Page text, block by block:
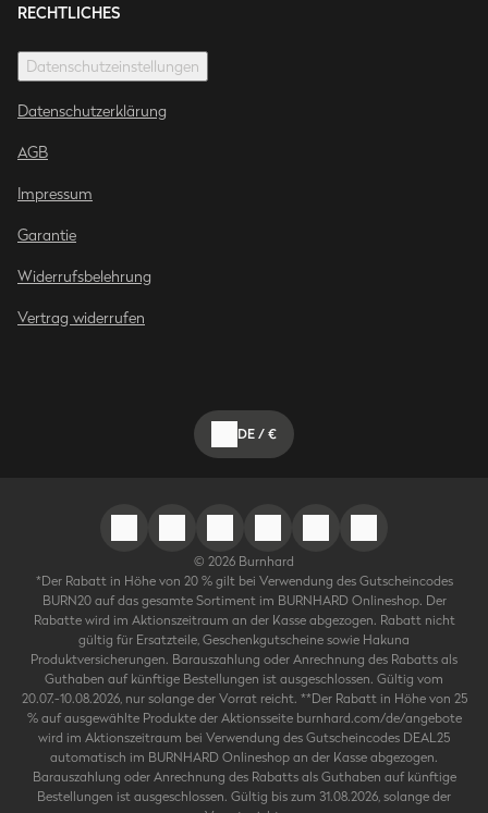
RECHTLICHES
Datenschutzeinstellungen
Datenschutzerklärung
AGB
Impressum
Garantie
Widerrufsbelehrung
Vertrag widerrufen
DE/€
© 2026 Burnhard
*Der Rabatt in Höhe von 20 % gilt bei Verwendung des Gutscheincodes
BURN20 auf das gesamte Sortiment im BURNHARD Onlineshop. Der
Rabatte wird im Aktionszeitraum an der Kasse abgezogen. Rabatt nicht
gültig für Ersatzteile, Geschenkgutscheine sowie Hakuna
Produktversicherungen. Barauszahlung oder Anrechnung des Rabatts als
Guthaben auf künftige Bestellungen ist ausgeschlossen. Gültig vom
20.07.-10.08.2026, nur solange der Vorrat reicht. **Der Rabatt in Höhe von 25
% auf ausgewählte Produkte der Aktionsseite burnhard.com/de/angebote
wird im Aktionszeitraum bei Verwendung des Gutscheincodes DEAL25
automatisch im BURNHARD Onlineshop an der Kasse abgezogen.
Barauszahlung oder Anrechnung des Rabatts als Guthaben auf künftige
Bestellungen ist ausgeschlossen. Gültig bis zum 31.08.2026, solange der